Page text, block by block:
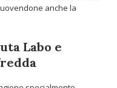
anche la
Labo e